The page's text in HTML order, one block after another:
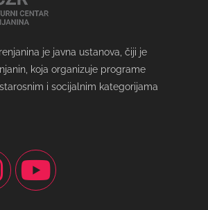
je javna ustanova, čiji je
koja organizuje programe
i socijalnim kategorijama